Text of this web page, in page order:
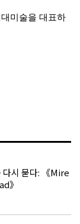
미술을 대표하
다시 묻다: 《Mire
》